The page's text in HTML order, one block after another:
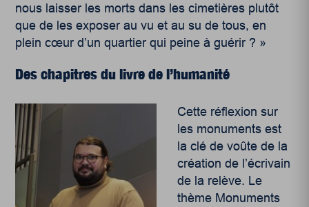
nous laisser les morts dans les cimetières plutôt
que de les exposer au vu et au su de tous, en
plein cœur d’un quartier qui peine à guérir ? »
Des chapitres du livre de l’humanité
Cette réflexion sur
les monuments est
la clé de voûte de la
création de l’écrivain
de la relève. Le
thème Monuments